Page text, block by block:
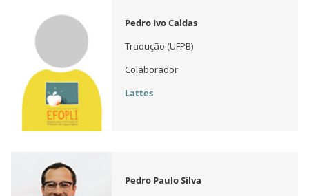
Pedro Ivo Caldas
Tradução (UFPB)
Colaborador
Lattes
Pedro Paulo Silva